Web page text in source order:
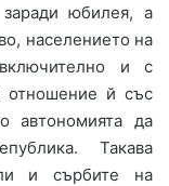
юбилея, а
населението на
и с
отношение й със
автономията да
Такава
и сърбите на